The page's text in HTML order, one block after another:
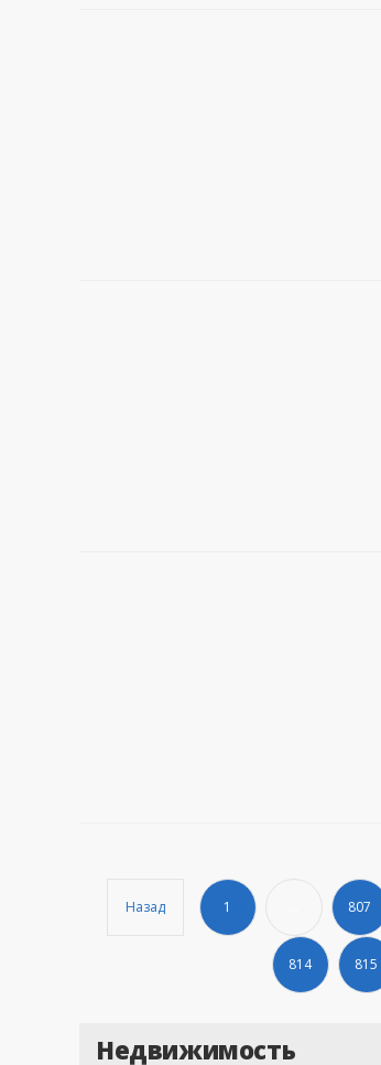
Назад 1 807
814 815
Недвижимость